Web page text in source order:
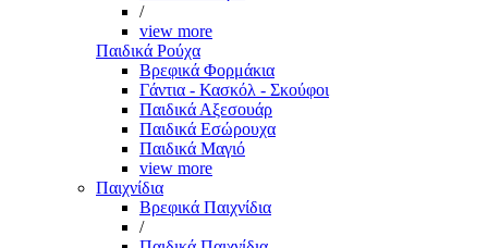
/
view more
Παιδικά Ρούχα
Βρεφικά Φορμάκια
Γάντια - Κασκόλ - Σκούφοι
Παιδικά Αξεσουάρ
Παιδικά Εσώρουχα
Παιδικά Μαγιό
view more
Παιχνίδια
Βρεφικά Παιχνίδια
/